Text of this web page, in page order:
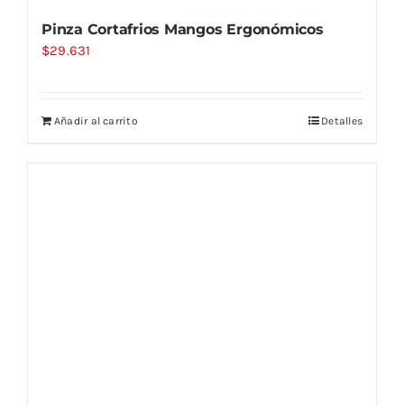
Pinza Cortafrios Mangos Ergonómicos
$29.631
Añadir al carrito Detalles